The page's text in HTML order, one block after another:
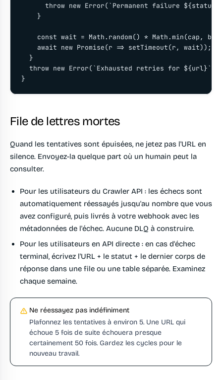
throw new Error(`Permanent failure
    }
const wait = Math.random() * Math.min(cap,
    await new Promise(r => setTimeout(r, wait));
  }
  throw new Error(`Exhausted retries for ${url}`);
}
File de lettres mortes
Quand les tentatives sont épuisées, ne jetez pas l'URL en
silence. Envoyez-la quelque part où un humain peut la
consulter.
Pour les utilisateurs du Crawler API : les échecs sont
automatiquement réessayés jusqu'au nombre que vous
avez configuré, puis livrés à votre webhook avec les
métadonnées de l'échec. Aucune DLQ à construire.
Pour les utilisateurs en API directe : en cas d'échec
terminal, écrivez l'URL + le statut + le dernier corps de
réponse dans une file ou une table séparée. Examinez
chaque semaine.
Ne réessayez pas indéfiniment
Plafonnez les tentatives à environ 5. Une URL qui
échoue 5 fois de suite échouera presque
certainement 50 fois. Gardez les cycles pour le
nouveau travail.